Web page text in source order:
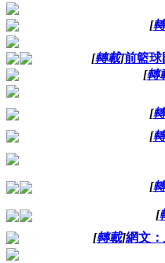
[
[轉載]前籃球
[轉
[
[
[
[
[轉載]網文